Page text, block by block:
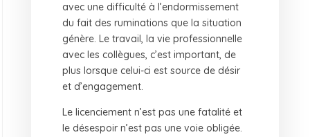
avec une difficulté à l’endormissement
du fait des ruminations que la situation
génère. Le travail, la vie professionnelle
avec les collègues, c’est important, de
plus lorsque celui-ci est source de désir
et d’engagement.
Le licenciement n’est pas une fatalité et
le désespoir n’est pas une voie obligée.